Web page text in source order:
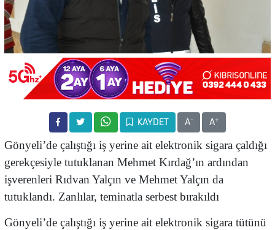
KAYDET A- A+
Gönyeli’de çalıştığı iş yerine ait elektronik sigara çaldığı
gerekçesiyle tutuklanan Mehmet Kırdağ’ın ardından
işverenleri Rıdvan Yalçın ve Mehmet Yalçın da
tutuklandı. Zanlılar, teminatla serbest bırakıldı
Gönyeli’de çalıştığı iş yerine ait elektronik sigara tütünü